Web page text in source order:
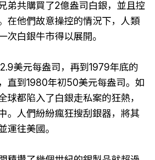
弟共購買了2億盎司白銀，並且控
在他們故意操控的情況下，人類
次白銀牛市得以展開。
美元每盎司，再到1979年底的
直到1980年初50美元每盎司。如
球都陷入了白銀走私案的狂熱，
。人們紛紛瘋狂搜刮銀器，將其
運往美國。